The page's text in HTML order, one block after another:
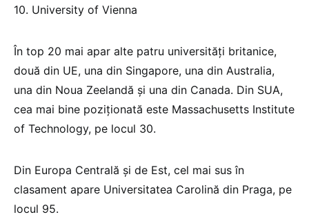
10. University of Vienna
În top 20 mai apar alte patru universități britanice,
două din UE, una din Singapore, una din Australia,
una din Noua Zeelandă și una din Canada. Din SUA,
cea mai bine poziționată este Massachusetts Institute
of Technology, pe locul 30.
Din Europa Centrală și de Est, cel mai sus în
clasament apare Universitatea Carolină din Praga, pe
locul 95.